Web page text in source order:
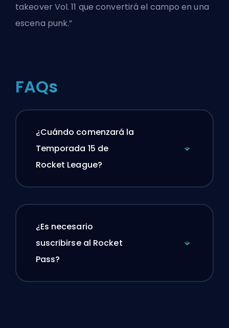
takeover Vol. 11 que convertirá el campo en una
escena punk.”
FAQs
¿Cuándo comenzará la
Temporada 15 de
Rocket League?
¿Es necesario
suscribirse al Rocket
Pass?